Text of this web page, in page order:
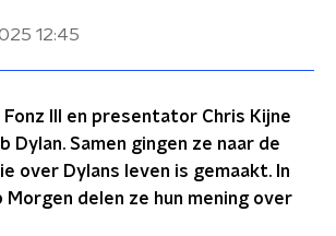
12:45
III en presentator Chris Kijne
Dylan. Samen gingen ze naar de
over Dylans leven is gemaakt. In
Morgen delen ze hun mening over